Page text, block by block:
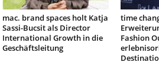
mac. brand spaces holt Katja
Sassi-Bucsit als Director
International Growth in die
Geschäftsleitung
time
Fashion